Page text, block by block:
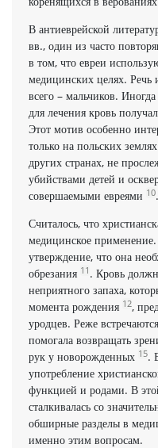
В антиеврейской
вв., один из часто
в том, что евреи
медицинских целях. Речь
всего – мальчиков.
для лечения кровь
Этот мотив особенно
только на польских
других странах, не
убийствами детей и
совершаемыми евреями 10.
Считалось, что
медицинское применение.
утверждение, что она
обрезания 11 . Кровь
неприятного запаха,
момента рождения 12,
уродцев. Реже
помогала возвращать
рук у новорожденных 15.
употребление
функцией и родами. В
сталкивалась со
обширные разделы в
именно этим вопросам.